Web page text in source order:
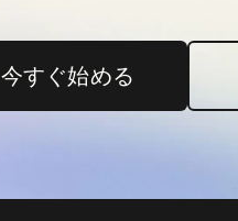
今すぐ始める新しいタブで開く